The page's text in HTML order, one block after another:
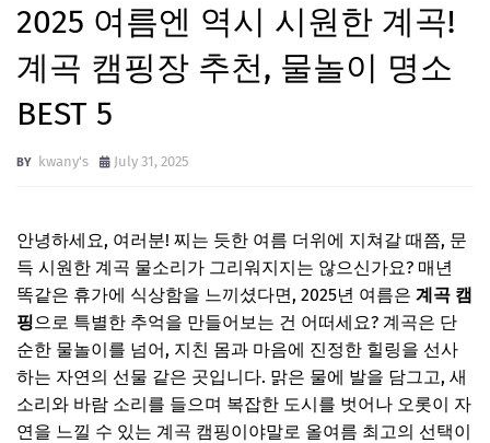
2025 여름엔 역시 시원한 계곡!
계곡 캠핑장 추천, 물놀이 명소
BEST 5
kwany's July 31, 2025
안녕하세요, 여러분! 찌는 듯한 여름 더위에 지쳐갈 때쯤, 문
득 시원한 계곡 물소리가 그리워지지는 않으신가요? 매년
똑같은 휴가에 식상함을 느끼셨다면, 2025년 여름은 계곡 캠
핑으로 특별한 추억을 만들어보는 건 어떠세요? 계곡은 단
순한 물놀이를 넘어, 지친 몸과 마음에 진정한 힐링을 선사
하는 자연의 선물 같은 곳입니다. 맑은 물에 발을 담그고, 새
소리와 바람 소리를 들으며 복잡한 도시를 벗어나 오롯이 자
연을 느낄 수 있는 계곡 캠핑이야말로 올여름 최고의 선택이